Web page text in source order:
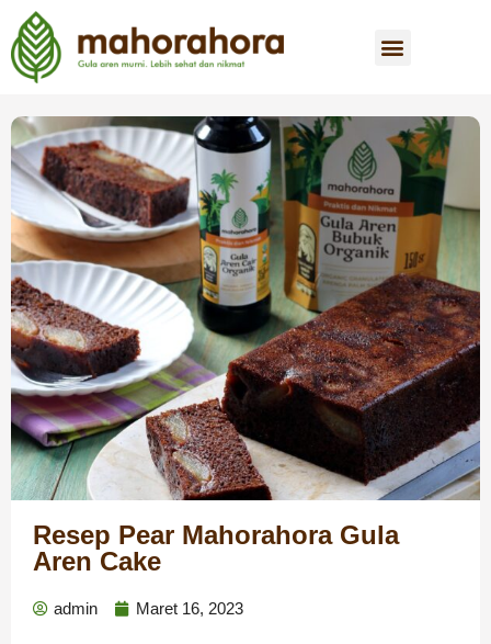
Resep Pear Mahorahora Gula
Aren Cake
admin Maret 16, 2023